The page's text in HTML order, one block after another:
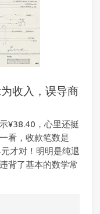
收入，误导商
¥38.40，心里还挺
看，收款笔数是
才对！明明是纯退
背了基本的数学常